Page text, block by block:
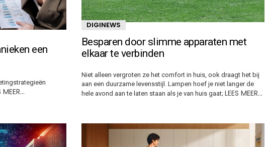
een
MEER…
DIGINEWS
Besparen door slimme apparaten met
elkaar te verbinden
Niet alleen vergroten ze het comfort in huis, ook draagt het bij
aan een duurzame levensstijl. Lampen hoef je niet langer de
hele avond aan te laten staan als je van huis gaat; LEES MEER…